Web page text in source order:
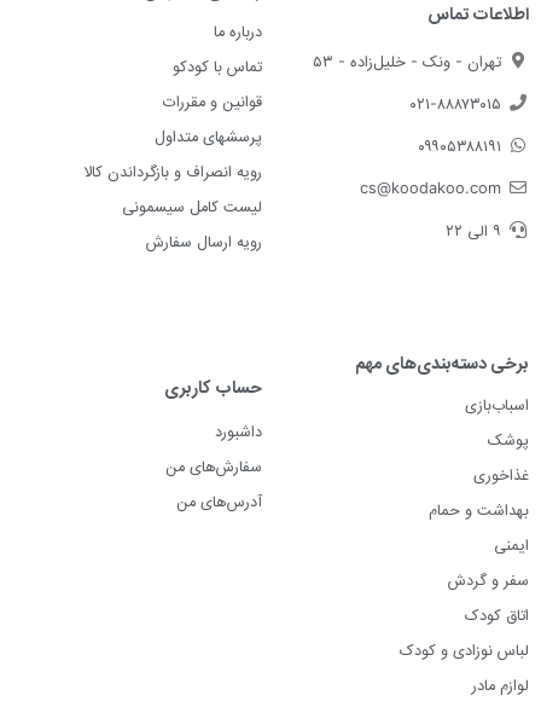
اطلاعات تماس
تهران - ونک - خلیل‌زاده - ۵۳
۰۲۱-۸۸۸۷۳۰۱۵
۰۹۹۰۵۳۸۸۱۹۱
cs@koodakoo.com
۹ الی ۲۲
درباره ما
تماس با کودکو
قوانین و مقررات
پرسشهای متداول
رویه انصراف و بازگرداندن کالا
لیست کامل سیسمونی
رویه ارسال سفارش
برخی دسته‌بندی‌های مهم
اسباب‌بازی
پوشک
غذاخوری
بهداشت و حمام
ایمنی
سفر و گردش
اتاق کودک
لباس نوزادی و کودک
لوازم مادر
حساب کاربری
داشبورد
سفارش‌های من
آدرس‌های من